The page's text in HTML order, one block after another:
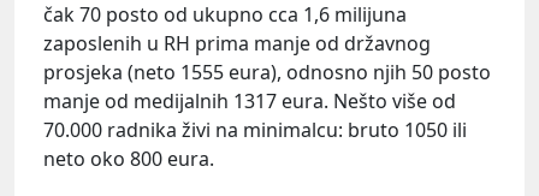
čak 70 posto od ukupno cca 1,6 milijuna
zaposlenih u RH prima manje od državnog
prosjeka (neto 1555 eura), odnosno njih 50 posto
manje od medijalnih 1317 eura. Nešto više od
70.000 radnika živi na minimalcu: bruto 1050 ili
neto oko 800 eura.